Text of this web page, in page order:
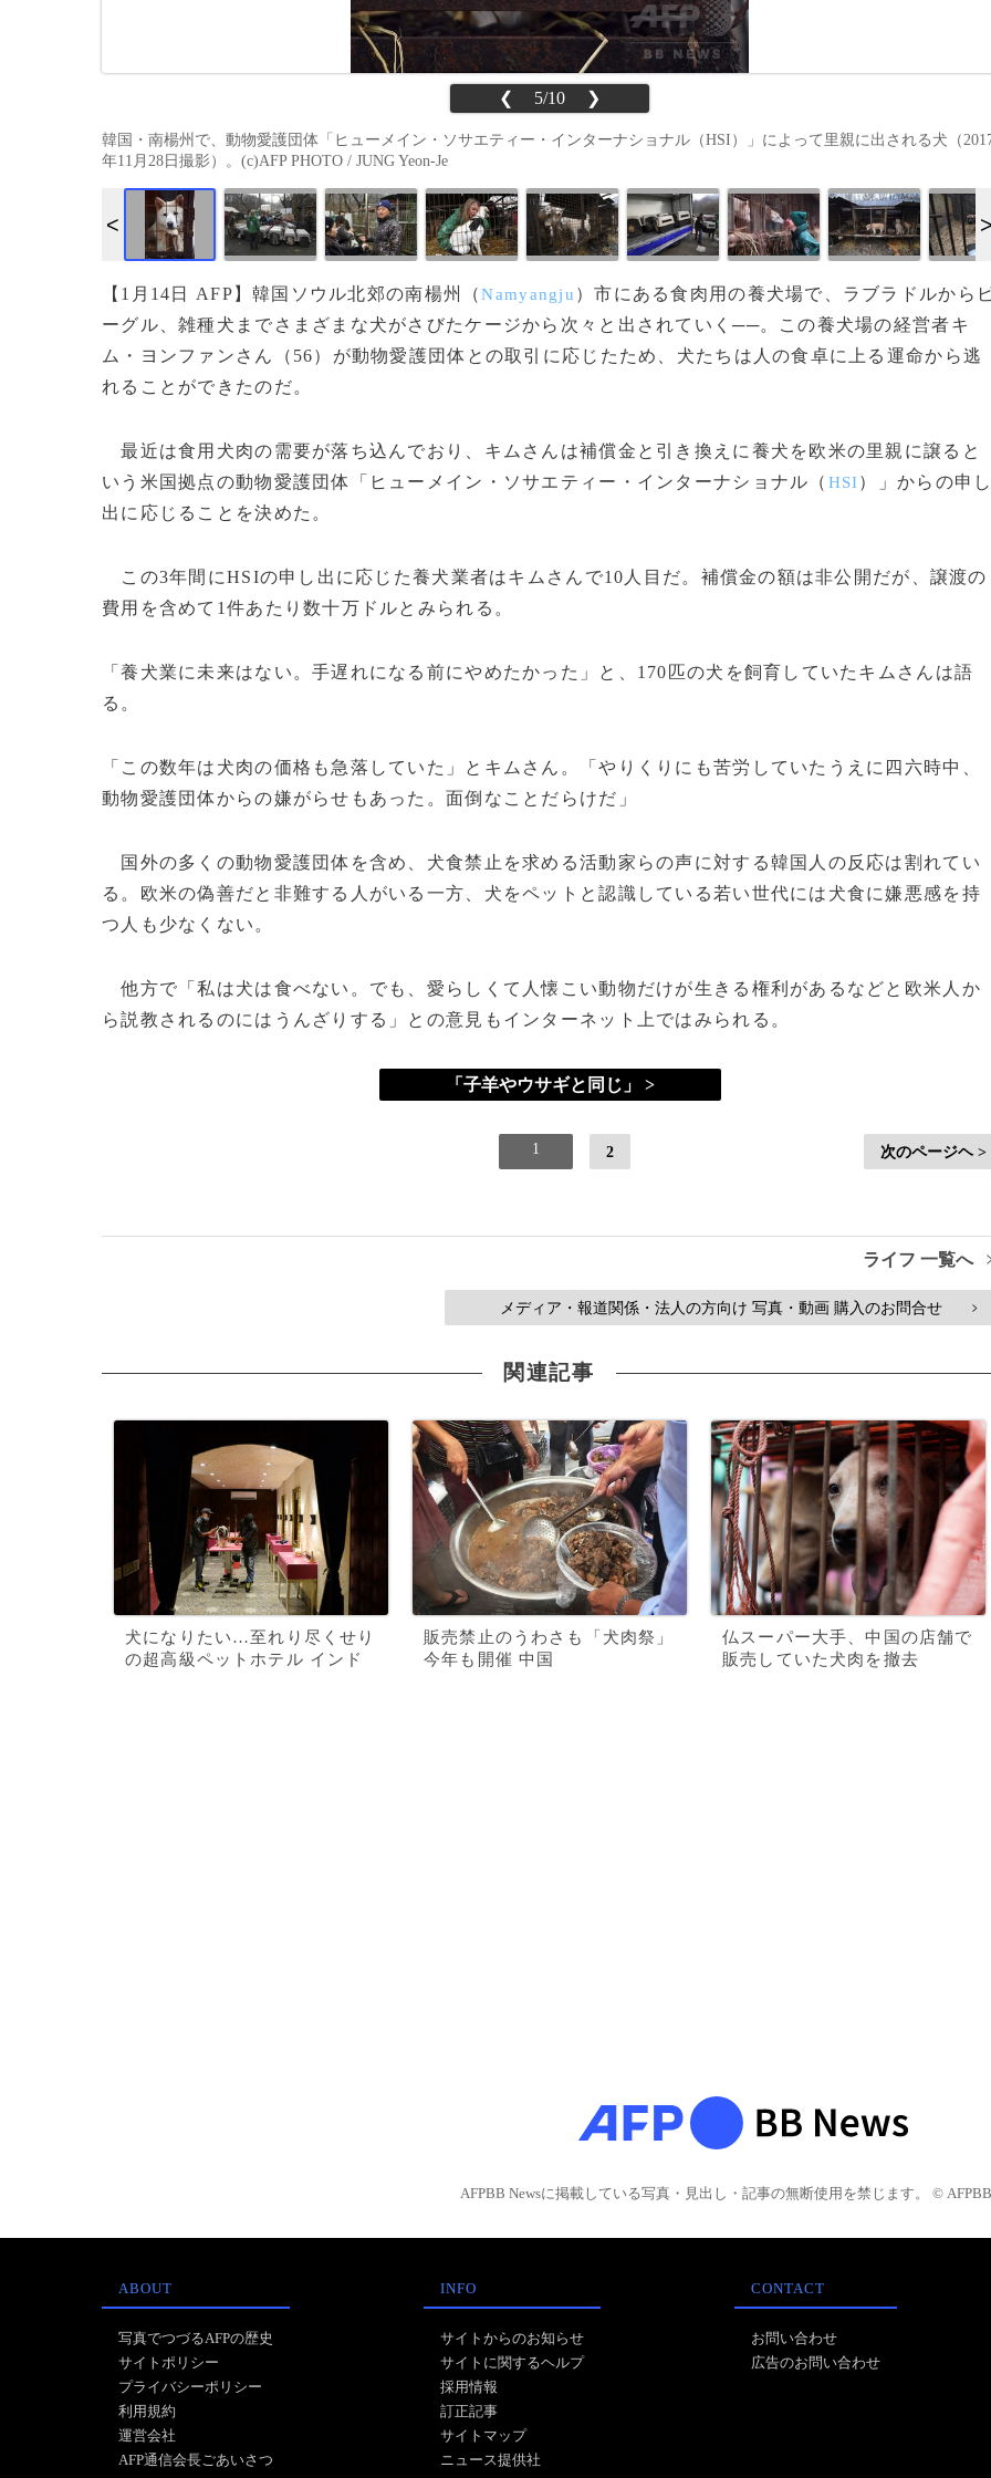
❮ 5/10 ❯
韓国・南楊州で、動物愛護団体「ヒューメイン・ソサエティー・インターナショナル（HSI）」によって里親に出される犬（
年11月28日撮影）。(c)AFP PHOTO / JUNG Yeon-Je
【1月14日 AFP】韓国ソウル北郊の南楊州（Namyangju ）市にある食肉用の養犬場で、ラブラドルから
ーグル、雑種犬までさまざまな犬がさびたケージから次々と出されていく──。この養犬場の経営者キ
ム・ヨンファンさん（56）が動物愛護団体との取引に応じたため、犬たちは人の食卓に上る運命から逃
れることができたのだ。
最近は食用犬肉の需要が落ち込んでおり、キムさんは補償金と引き換えに養犬を欧米の里親に譲ると
いう米国拠点の動物愛護団体「ヒューメイン・ソサエティー・インターナショナル（ HSI）」からの申
出に応じることを決めた。
この3年間にHSIの申し出に応じた養犬業者はキムさんで10人目だ。補償金の額は非公開だが、譲渡の
費用を含めて1件あたり数十万ドルとみられる。
「養犬業に未来はない。手遅れになる前にやめたかった」と、170匹の犬を飼育していたキムさんは語
る。
「この数年は犬肉の価格も急落していた」とキムさん。「やりくりにも苦労していたうえに四六時中、
動物愛護団体からの嫌がらせもあった。面倒なことだらけだ」
国外の多くの動物愛護団体を含め、犬食禁止を求める活動家らの声に対する韓国人の反応は割れてい
る。欧米の偽善だと非難する人がいる一方、犬をペットと認識している若い世代には犬食に嫌悪感を持
つ人も少なくない。
他方で「私は犬は食べない。でも、愛らしくて人懐こい動物だけが生きる権利があるなどと欧米人か
ら説教されるのにはうんざりする」との意見もインターネット上ではみられる。
「子羊やウサギと同じ」 >
1 2 次のページヘ >
ライフ 一覧へ
メディア・報道関係・法人の方向け 写真・動画 購入のお問合せ >
関連記事
犬になりたい…至れり尽くせり
の超高級ペットホテル インド
販売禁止のうわさも「犬肉祭」
今年も開催 中国
仏スーパー大手、中国の店舗で
販売していた犬肉を撤去
AFPBB Newsに掲載している写真・見出し・記事の無断使用を禁じます。 © AFPBB
ABOUT
写真でつづるAFPの歴史
サイトポリシー
プライバシーポリシー
利用規約
運営会社
AFP通信会長ごあいさつ
INFO
サイトからのお知らせ
サイトに関するヘルプ
採用情報
訂正記事
サイトマップ
ニュース提供社
CONTACT
お問い合わせ
広告のお問い合わせ